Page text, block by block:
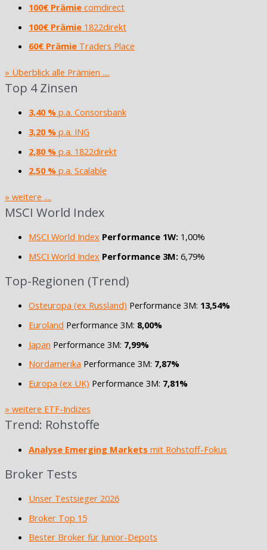
100€ Prämie comdirect
100€ Prämie 1822direkt
60€ Prämie Traders Place
» Überblick alle Prämien ....
Top 4 Zinsen
3,40 % p.a. Consorsbank
3,20 % p.a. ING
2,80 % p.a. 1822direkt
2,50 % p.a. Scalable
» weitere ....
MSCI World Index
MSCI World Index Performance 1W: 1,00%
MSCI World Index Performance 3M: 6,79%
Top-Regionen (Trend)
Osteuropa (ex Russland) Performance 3M: 13,54%
Euroland Performance 3M: 8,00%
Japan Performance 3M: 7,99%
Nordamerika Performance 3M: 7,87%
Europa (ex UK) Performance 3M: 7,81%
» weitere ETF-Indizes
Trend: Rohstoffe
Analyse Emerging Markets mit Rohstoff-Fokus
Broker Tests
Unser Testsieger 2026
Broker Top 15
Bester Broker für Junior-Depots